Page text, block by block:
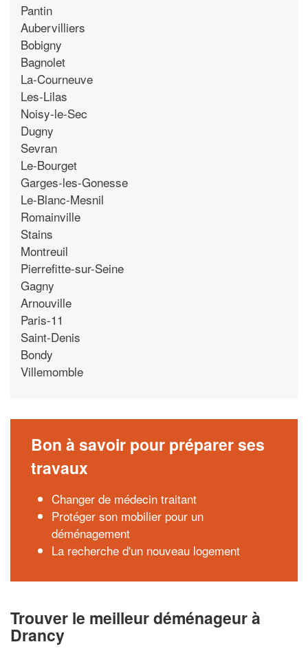
Pantin
Aubervilliers
Bobigny
Bagnolet
La-Courneuve
Les-Lilas
Noisy-le-Sec
Dugny
Sevran
Le-Bourget
Garges-les-Gonesse
Le-Blanc-Mesnil
Romainville
Stains
Montreuil
Pierrefitte-sur-Seine
Gagny
Arnouville
Paris-11
Saint-Denis
Bondy
Villemomble
Bon à savoir pour préparer ses
travaux
Changer de médecin traitant
Protéger son mobilier pour un
déménagement
La recherche d'un nouveau logement
Trouver le meilleur déménageur à
Drancy